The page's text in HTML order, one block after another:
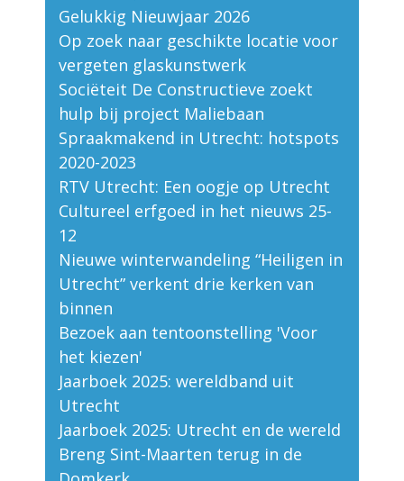
Gelukkig Nieuwjaar 2026
Op zoek naar geschikte locatie voor
vergeten glaskunstwerk
Sociëteit De Constructieve zoekt
hulp bij project Maliebaan
Spraakmakend in Utrecht: hotspots
2020-2023
RTV Utrecht: Een oogje op Utrecht
Cultureel erfgoed in het nieuws 25-
12
Nieuwe winterwandeling “Heiligen in
Utrecht” verkent drie kerken van
binnen
Bezoek aan tentoonstelling 'Voor
het kiezen'
Jaarboek 2025: wereldband uit
Utrecht
Jaarboek 2025: Utrecht en de wereld
Breng Sint-Maarten terug in de